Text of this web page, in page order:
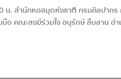
. สำนักหอสมุดห่งชาติ กรมศิลปากร
อ คณะสงฆ์ร่วมใจ อนุรักษ์ สืบสาน